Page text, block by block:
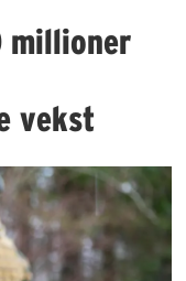
millioner
vekst